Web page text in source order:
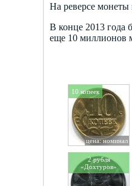
На реверсе
В конце 2013 года
еще 10 миллионов
10 копеек
цена: номинал
2 рубля
«Дохтуров»